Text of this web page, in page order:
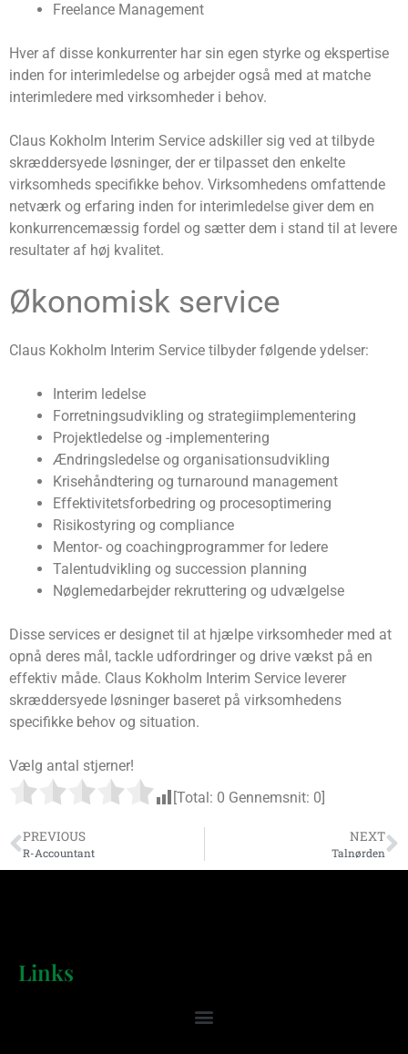
Freelance Management
Hver af disse konkurrenter har sin egen styrke og ekspertise
inden for interimledelse og arbejder også med at matche
interimledere med virksomheder i behov.
Claus Kokholm Interim Service adskiller sig ved at tilbyde
skræddersyede løsninger, der er tilpasset den enkelte
virksomheds specifikke behov. Virksomhedens omfattende
netværk og erfaring inden for interimledelse giver dem en
konkurrencemæssig fordel og sætter dem i stand til at levere
resultater af høj kvalitet.
Økonomisk service
Claus Kokholm Interim Service tilbyder følgende ydelser:
Interim ledelse
Forretningsudvikling og strategiimplementering
Projektledelse og -implementering
Ændringsledelse og organisationsudvikling
Krisehåndtering og turnaround management
Effektivitetsforbedring og procesoptimering
Risikostyring og compliance
Mentor- og coachingprogrammer for ledere
Talentudvikling og succession planning
Nøglemedarbejder rekruttering og udvælgelse
Disse services er designet til at hjælpe virksomheder med at
opnå deres mål, tackle udfordringer og drive vækst på en
effektiv måde. Claus Kokholm Interim Service leverer
skræddersyede løsninger baseret på virksomhedens
specifikke behov og situation.
Vælg antal stjerner!
[Total: 0 Gennemsnit: 0
PREVIOUS
R-Accountant
NEXT
Talnørden
Links